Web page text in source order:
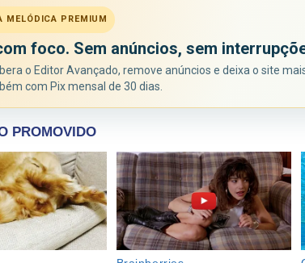
MELÓDICA PREMIUM
foco. Sem anúncios, sem
o Editor Avançado, remove anúncios e deixa o site
com Pix mensal de 30 dias.